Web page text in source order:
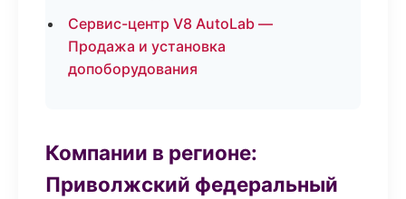
Сервис-центр V8 AutoLab —
Продажа и установка
допоборудования
Компании в регионе:
Приволжский федеральный